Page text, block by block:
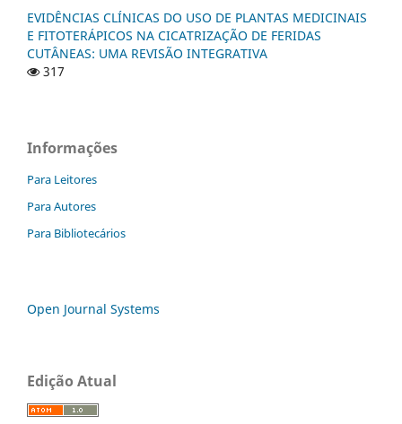
EVIDÊNCIAS CLÍNICAS DO USO DE PLANTAS MEDICINAIS
E FITOTERÁPICOS NA CICATRIZAÇÃO DE FERIDAS
CUTÂNEAS: UMA REVISÃO INTEGRATIVA
317
Informações
Para Leitores
Para Autores
Para Bibliotecários
Open Journal Systems
Edição Atual